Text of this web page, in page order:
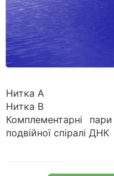
Нитка А
Нитка В
Комплементарні
подвійної спіралі ДНК